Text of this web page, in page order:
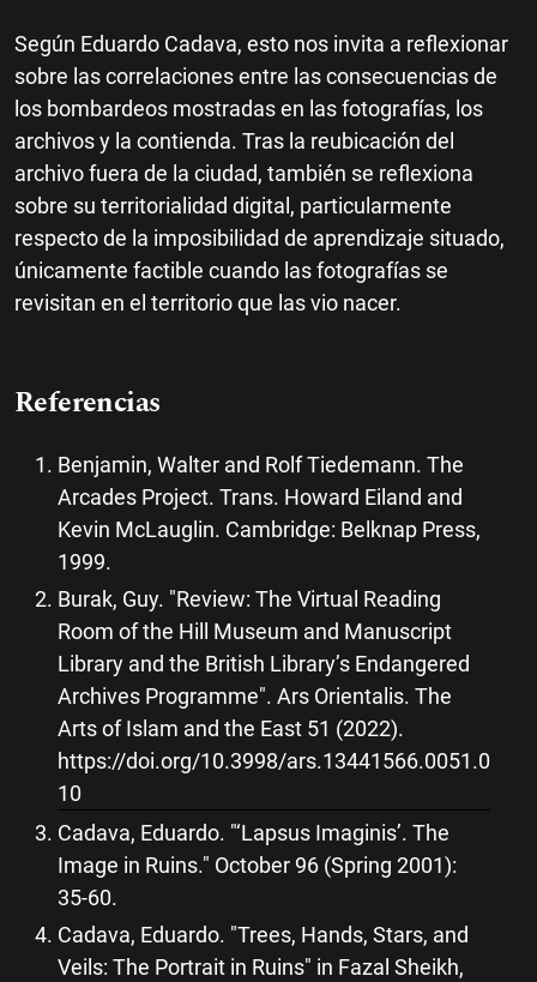
Según Eduardo Cadava, esto nos invita a reflexionar
sobre las correlaciones entre las consecuencias de
los bombardeos mostradas en las fotografías, los
archivos y la contienda. Tras la reubicación del
archivo fuera de la ciudad, también se reflexiona
sobre su territorialidad digital, particularmente
respecto de la imposibilidad de aprendizaje situado,
únicamente factible cuando las fotografías se
revisitan en el territorio que las vio nacer.
Referencias
Benjamin, Walter and Rolf Tiedemann. The
Arcades Project. Trans. Howard Eiland and
Kevin McLauglin. Cambridge: Belknap Press,
1999.
Burak, Guy. "Review: The Virtual Reading
Room of the Hill Museum and Manuscript
Library and the British Library’s Endangered
Archives Programme". Ars Orientalis. The
Arts of Islam and the East 51 (2022).
https://doi.org/10.3998/ars.13441566.0051.0
10
Cadava, Eduardo. "‘Lapsus Imaginis’. The
Image in Ruins." October 96 (Spring 2001):
35-60.
Cadava, Eduardo. "Trees, Hands, Stars, and
Veils: The Portrait in Ruins" in Fazal Sheikh,